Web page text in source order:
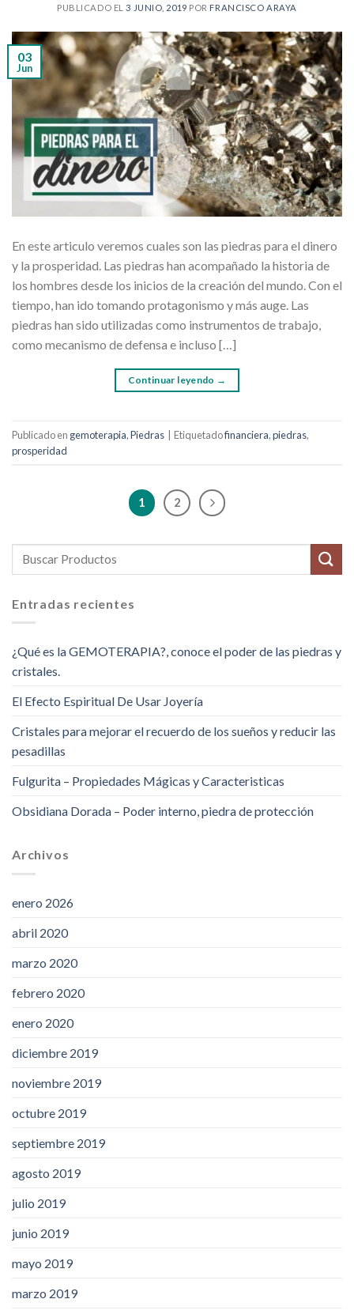
PUBLICADO EL3 JUNIO, 2019 POR FRANCISCO ARAYA
03
Jun
En este articulo veremos cuales son las piedras para el dinero
y la prosperidad. Las piedras han acompañado la historia de
los hombres desde los inicios de la creación del mundo. Con el
tiempo, han ido tomando protagonismo y más auge. Las
piedras han sido utilizadas como instrumentos de trabajo,
como mecanismo de defensa e incluso […]
Continuar leyendo →
Publicado en gemoterapia,Piedras | Etiquetadofinanciera,piedras,
prosperidad
1 2
Entradas recientes
¿Qué es la GEMOTERAPIA?, conoce el poder de las piedras y
cristales.
El Efecto Espiritual De Usar Joyería
Cristales para mejorar el recuerdo de los sueños y reducir las
pesadillas
Fulgurita – Propiedades Mágicas y Caracteristicas
Obsidiana Dorada – Poder interno, piedra de protección
Archivos
enero 2026
abril 2020
marzo 2020
febrero 2020
enero 2020
diciembre 2019
noviembre 2019
octubre 2019
septiembre 2019
agosto 2019
julio 2019
junio 2019
mayo 2019
marzo 2019